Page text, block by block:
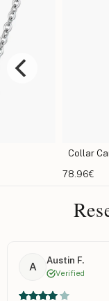
Collar
78.96€
A
Austin F.
Verified